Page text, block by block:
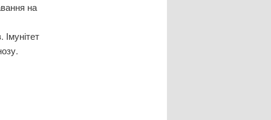
на
Імунітет